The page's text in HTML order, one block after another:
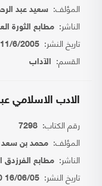
المؤلف: سعيد عبد
الناشر: مطابع الثورة
تاريخ النشر: 11/6/2005 0:00
القسم: الآداب
الادب الاسلامي
رقم الكتاب: 7298
المؤلف: محمد بن
الناشر: مطابع الفرزدق
تاريخ النشر: 16/06/05 12:00:00 AM